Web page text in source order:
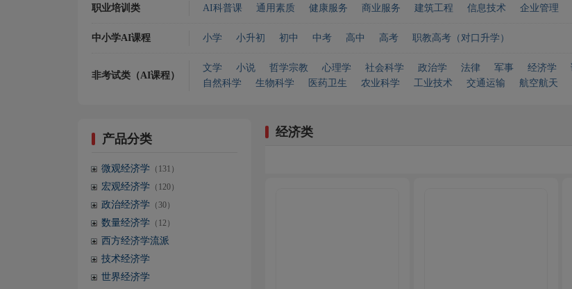
职业培训类 AI科普课 通用素质 健康服务 商业服务 建筑工程 信息技术 企业管理
中小学AI课程 小学 小升初 初中 中考 高中 高考 职教高考（对口升学）
非考试类（AI课程）
文学 小说 哲学宗教 心理学 社会科学 政治学 法律 军事 经济学
自然科学
生物科学 医药卫生 农业科学 工业技术 交通运输 航空航天
产品分类
微观经济学 （131）
宏观经济学 （120）
政治经济学 （30）
数量经济学 （12）
西方经济学流派
技术经济学
世界经济学
经济类